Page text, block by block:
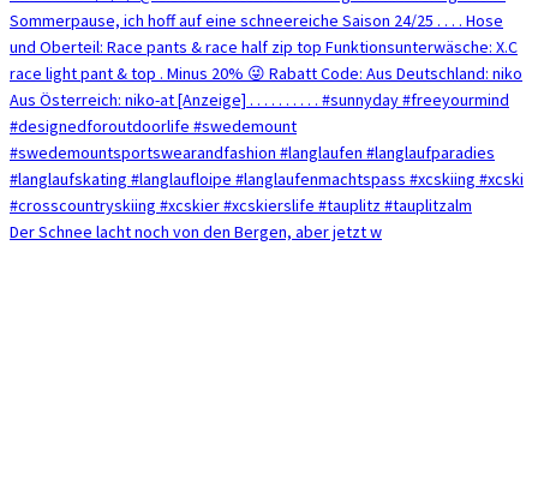
Der Schnee lacht noch von den Bergen, aber jetzt w